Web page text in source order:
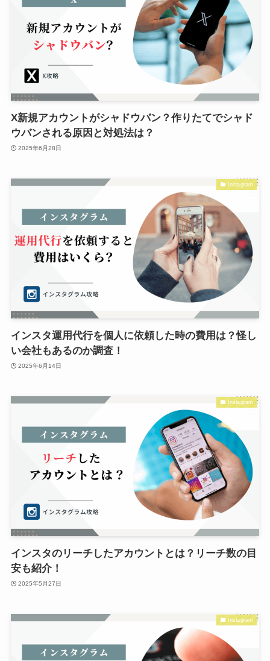
X新規アカウントがシャドウバン？作りたてでシャド
ウバンされる原因と対処法は？
2025年6月28日
Instagram
インスタ運用代行を個人に依頼した時の費用は？怪し
い会社もあるのか調査！
2025年6月14日
Instagram
インスタのリーチしたアカウントとは？リーチ数の目
安も紹介！
2025年5月27日
Instagram